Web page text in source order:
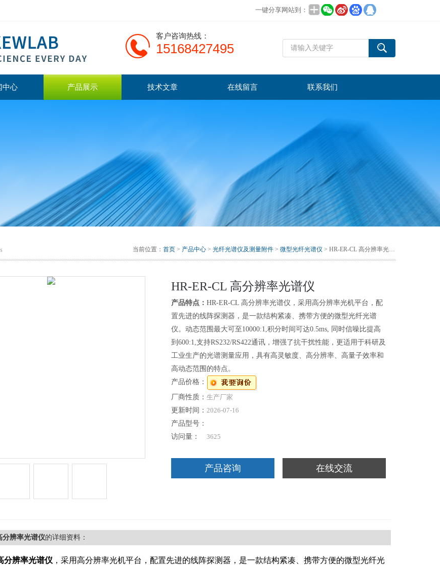
一键分享网站到：
客户咨询热线：
15168427495
中心 产品展示 技术文章 在线留言 联系我们
当前位置： 首页 > 产品中心 > 光纤光谱仪及测量附件 > 微型光纤光谱仪 > HR-ER-CL 高分辨率光谱仪
HR-ER-CL 高分辨率光谱仪
产品特点： HR-ER-CL 高分辨率光谱仪，采用高分辨率光机平台，配
置先进的线阵探测器，是一款结构紧凑、携带方便的微型光纤光谱
仪。动态范围最大可至10000:1,积分时间可达0.5ms, 同时信噪比提高
到600:1,支持RS232/RS422通讯，增强了抗干扰性能，更适用于科研及
工业生产的光谱测量应用，具有高灵敏度、高分辨率、高量子效率和
高动态范围的特点。
产品价格：
厂商性质： 生产厂家
更新时间： 2026-07-16
产品型号：
访问量：
3625
产品咨询 在线交流
分辨率光谱仪的详细资料：
分辨率光谱仪 ，采用高分辨率光机平台，配置先进的线阵探测器，是一款结构紧凑、携带方便的微型光纤光